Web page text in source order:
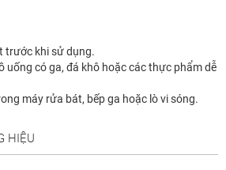
trước khi sử dụng.
uống có ga, đá khô hoặc các thực phẩm dễ
máy rửa bát, bếp ga hoặc lò vi sóng.
HIỆU